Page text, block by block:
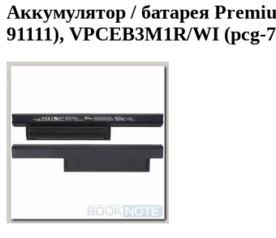
Аккумулятор / батарея
91111), VPCEB3M1R/WI (pcg-